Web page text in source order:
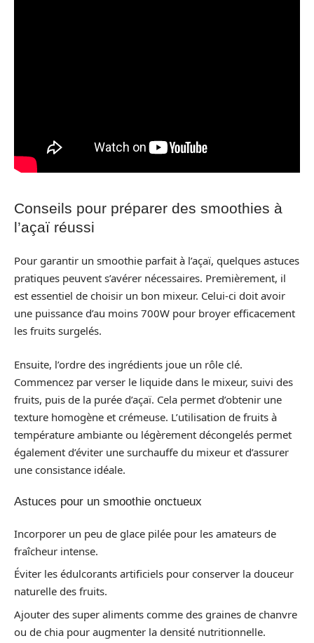
Conseils pour préparer des smoothies à
l’açaï réussi
Pour garantir un smoothie parfait à l’açaï, quelques astuces
pratiques peuvent s’avérer nécessaires. Premièrement, il
est essentiel de choisir un bon mixeur. Celui-ci doit avoir
une puissance d’au moins 700W pour broyer efficacement
les fruits surgelés.
Ensuite, l’ordre des ingrédients joue un rôle clé.
Commencez par verser le liquide dans le mixeur, suivi des
fruits, puis de la purée d’açaï. Cela permet d’obtenir une
texture homogène et crémeuse. L’utilisation de fruits à
température ambiante ou légèrement décongelés permet
également d’éviter une surchauffe du mixeur et d’assurer
une consistance idéale.
Astuces pour un smoothie onctueux
Incorporer un peu de glace pilée pour les amateurs de
fraîcheur intense.
Éviter les édulcorants artificiels pour conserver la douceur
naturelle des fruits.
Ajouter des super aliments comme des graines de chanvre
ou de chia pour augmenter la densité nutritionnelle.